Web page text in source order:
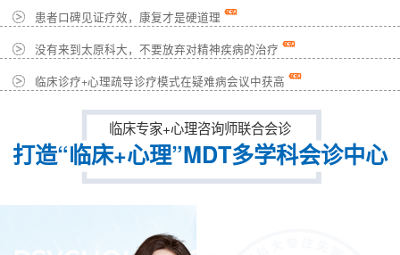
患者口碑见证疗效，康复才是硬道理
没有来到太原科大，不要放弃对精神疾病的治疗
临床诊疗+心理疏导诊疗模式在疑难病会议中获高
临床专家+心理咨询师联合会诊
打造“临床+心理”MDT多学科会诊中心